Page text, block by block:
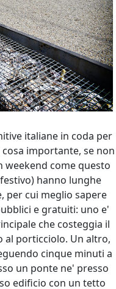
italiane in coda per
importante, se non
weekend come questo
hanno lunghe
per cui meglio sapere
e gratuiti: uno e'
che costeggia il
al porticciolo. Un altro,
cinque minuti a
un ponte ne' presso
edificio con un tetto